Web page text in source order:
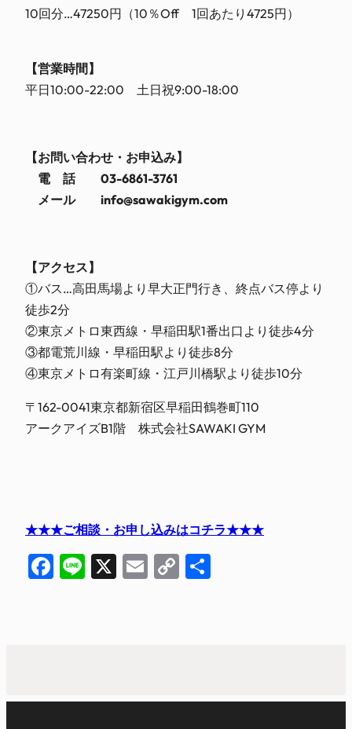
10回分…47250円（10％Off 1回あたり4725円）
【営業時間】
平日10:00-22:00 土日祝9:00-18:00
【お問い合わせ・お申込み】
電 話 03-6861-3761
メール info@sawakigym.com
【アクセス】
①バス…高田馬場より早大正門行き、終点バス停より
徒歩2分
②東京メトロ東西線・早稲田駅1番出口より徒歩4分
③都電荒川線・早稲田駅より徒歩8分
④東京メトロ有楽町線・江戸川橋駅より徒歩10分
〒162-0041東京都新宿区早稲田鶴巻町110
アークアイズB1階 株式会社SAWAKI GYM
★★★ご相談・お申し込みはコチラ★★★
Facebook
Line
X EmailCopy